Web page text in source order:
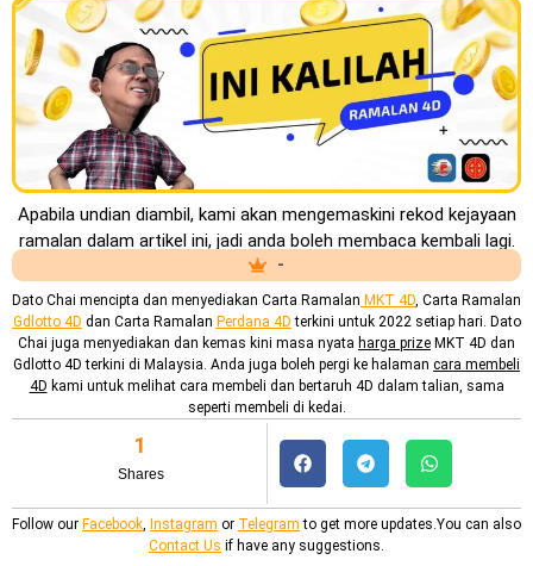
Apabila undian diambil, kami akan mengemaskini rekod kejayaan
ramalan dalam artikel ini, jadi anda boleh membaca kembali lagi.
-
Dato Chai mencipta dan menyediakan Carta Ramalan MKT 4D, Carta Ramalan
Gdlotto 4D dan Carta Ramalan Perdana 4D terkini untuk 2022 setiap hari. Dato
Chai juga menyediakan dan kemas kini masa nyata harga prize MKT 4D dan
Gdlotto 4D terkini di Malaysia. Anda juga boleh pergi ke halaman cara membeli
4D kami untuk melihat cara membeli dan bertaruh 4D dalam talian, sama
seperti membeli di kedai.
Shares
1
Follow our Facebook, Instagram or Telegram to get more updates.You can also
Contact Us if have any suggestions.